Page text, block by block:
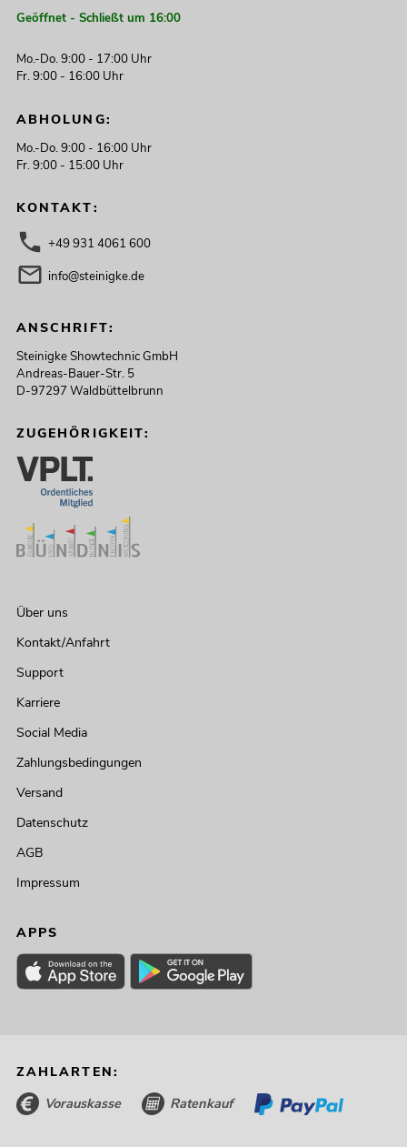
Geöffnet - Schließt um 16:00
Mo.-Do. 9:00 - 17:00 Uhr
Fr. 9:00 - 16:00 Uhr
ABHOLUNG:
Mo.-Do. 9:00 - 16:00 Uhr
Fr. 9:00 - 15:00 Uhr
KONTAKT:
+49 931 4061 600
info@steinigke.de
ANSCHRIFT:
Steinigke Showtechnic GmbH
Andreas-Bauer-Str. 5
D-97297 Waldbüttelbrunn
ZUGEHÖRIGKEIT:
Über uns
Kontakt/Anfahrt
Support
Karriere
Social Media
Zahlungsbedingungen
Versand
Datenschutz
AGB
Impressum
APPS
ZAHLARTEN:
Vorauskasse Ratenkauf